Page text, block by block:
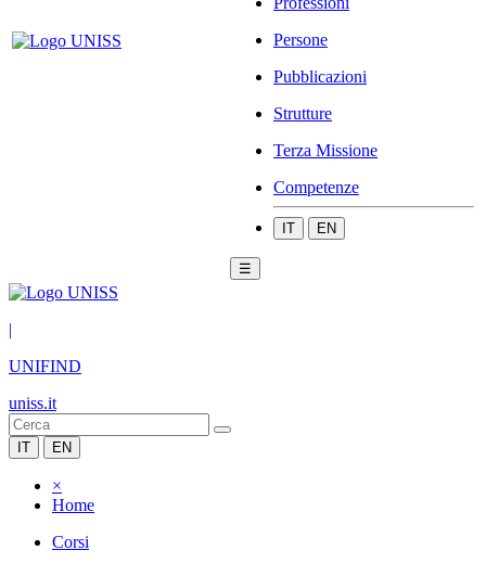
Persone
Pubblicazioni
Strutture
Terza Missione
Competenze
IT EN
☰
|
UNIFIND
uniss.it
IT EN
×
Home
Corsi